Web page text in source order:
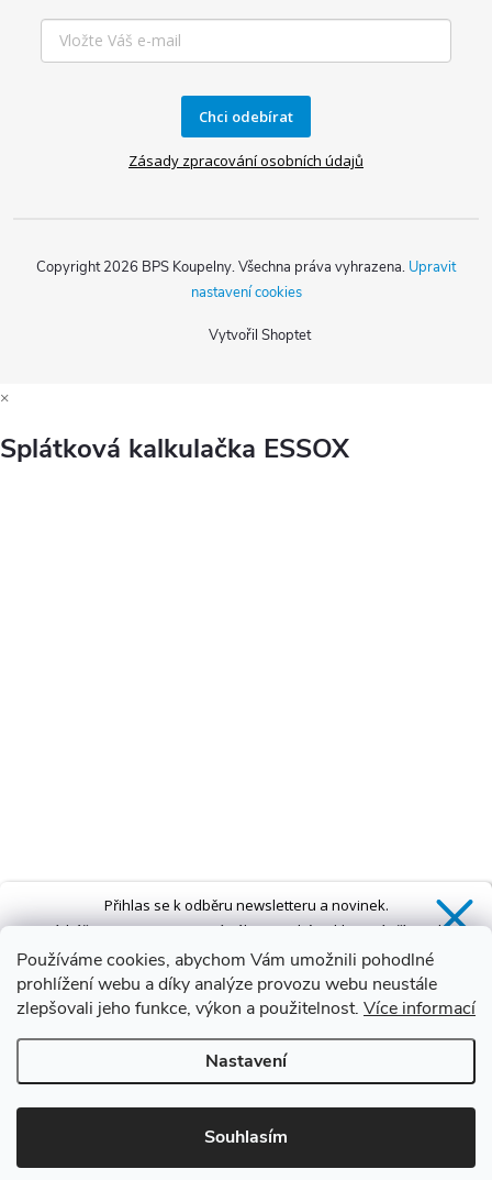
Používáme cookies, abychom Vám umožnili pohodlné
prohlížení webu a díky analýze provozu webu neustále
zlepšovali jeho funkce, výkon a použitelnost. Více informací
Nastavení
Souhlasím
Chci odebírat
Zásady zpracování osobních údajů
Vytvořil Shoptet
Copyright 2026 BPS Koupelny. Všechna práva vyhrazena. Upravit
nastavení cookies
×
Splátková kalkulačka ESSOX
Přihlas se k odběru newsletteru a novinek.
ZískášSLEVU 5 %na první nákup a také exkluzivní přístup k
novinkám, slevám a dalším speciálním nabídkám.*
Ano, chci se přihlásit
Zásady zpracování osobních údajů
*Sleva neplatí na vany s dvířky AVO a VOVO